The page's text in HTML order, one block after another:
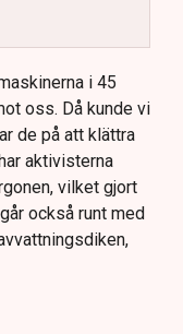
inför
illegal aktivism.
i 45
oss. Då kunde vi
de på att klättra
aktivisterna
vilket gjort
också runt med